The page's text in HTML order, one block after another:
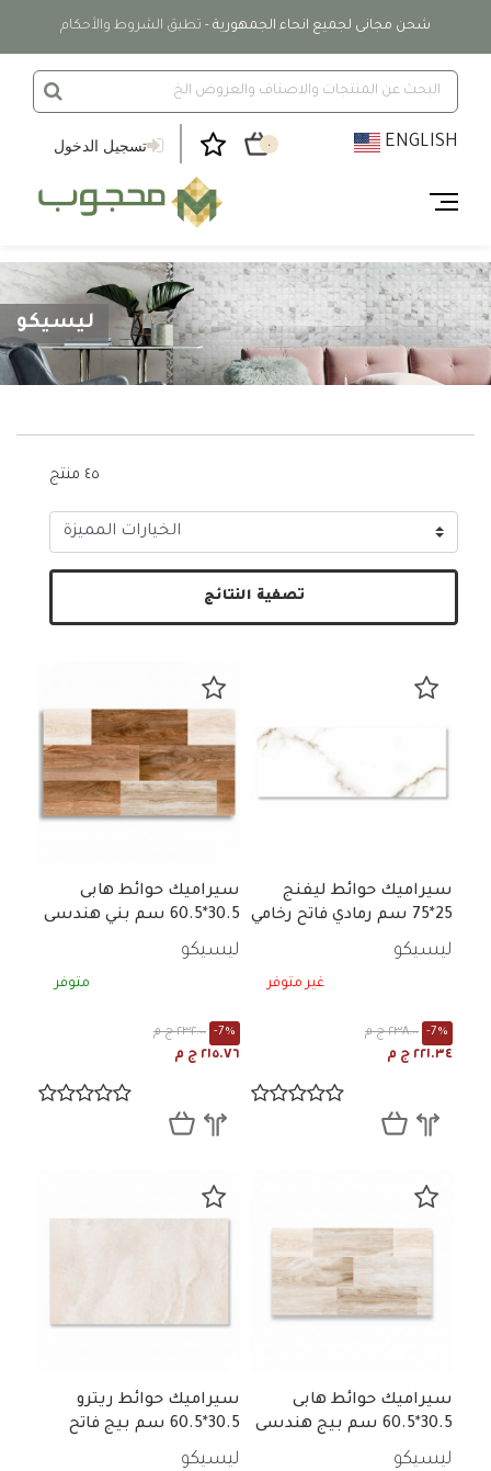
شحن مجانى لجميع انحاء الجمهورية - تطبق الشروط والأحكام
تسجيل الدخول ٠ ENGLISH
ليسيكو
٤٥ منتج
تصفية النتائج
سيراميك حوائط ليفنج
25*75 سم رمادي فاتح رخامي
لامع
ليسيكو
غير متوفر
٢٣٨.٠٠ ج م -7%
٢٢١.٣٤ ج م
سيراميك حوائط هابى
30.5*60.5 سم بني هندسى
مط
ليسيكو
متوفر
٢٣٢.٠٠ ج م -7%
٢١٥.٧٦ ج م
سيراميك حوائط هابى
30.5*60.5 سم بيج هندسى
مط
ليسيكو
سيراميك حوائط ريترو
30.5*60.5 سم بيج فاتح
رخامي لامع
ليسيكو